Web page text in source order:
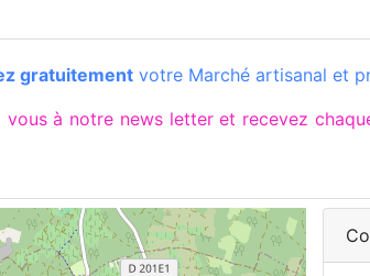
gratuitement votre Marché artisanal et
vous à notre news letter et recevez